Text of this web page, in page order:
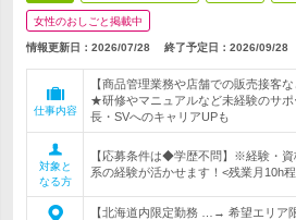
女性のおしごと掲載中
情報更新日：2026/07/28 終了予定日： 2026/09/28
仕事内容
【商品管理業務や店舗での販売接客
★研修やマニュアルなど未経験のサ
長・SVへのキャリアUPも
対象と
なる方
【応募条件は◆学歴不問】※経験・
系の経験が活かせます！<残業月10h
【北海道内限定勤務 …→ 希望エリア